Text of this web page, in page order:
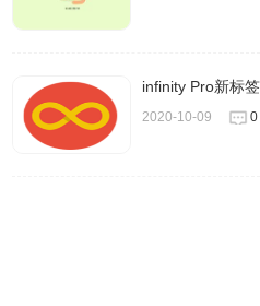
infinity Pro新标
2020-10-09 0